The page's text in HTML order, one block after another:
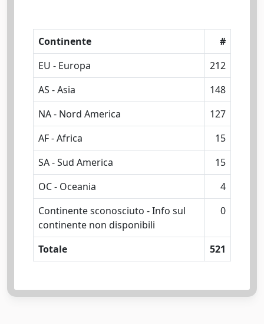
Continente
#
EU - Europa
212
AS - Asia
148
NA - Nord America
127
AF - Africa
15
SA - Sud America
15
OC - Oceania
4
Continente sconosciuto - Info sul
continente non disponibili
0
Totale 521